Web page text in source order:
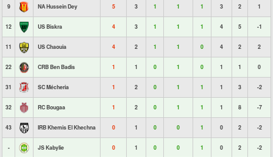
9 NA Hussein Dey 5 3 1 1 1 3 2 1
12 US Biskra 4 3 1 1 1 4 5 -1
11 US Chaouia 4 2 1 1 0 4 2 2
22 CRB Ben Badis 1 1 0 1 0 1 1 0
31 SC Mécheria 1 2 0 1 1 1 3 -2
32 RC Bougaa 1 2 0 1 1 1 8 -7
43 IRB Khemis El Khechna 0 1 0 0 1 0 2 -2
- JS Kabylie 0 1 0 0 1 0 2 -2